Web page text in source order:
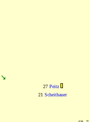
27 Peitz
21 Scheithauer